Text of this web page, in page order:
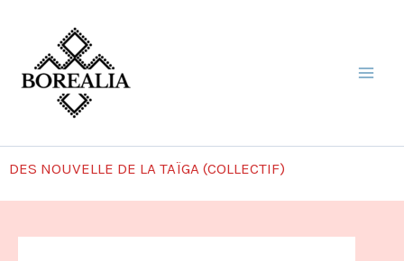
contenu
DES NOUVELLE DE LA TAÏGA (COLLECTIF)